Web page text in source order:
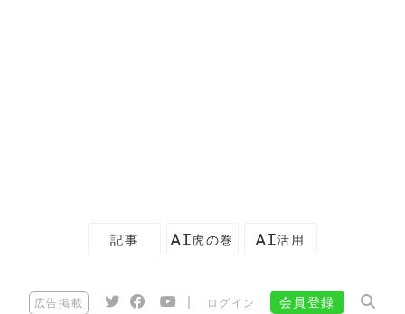
記事 AI虎の巻 AI活用
広告掲載 ログイン 会員登録